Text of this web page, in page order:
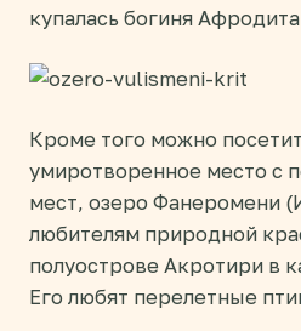
купалась богиня
Кроме того можно
умиротворенное место с
мест, озеро Фанеромени
любителям природной
полуострове Акротири в
Его любят перелетные